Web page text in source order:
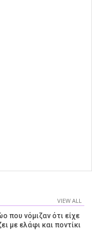
VIEW ALL
που νόμιζαν ότι είχε
με ελάφι και ποντίκι